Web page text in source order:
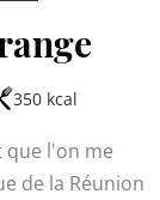
350 kcal
que l'on me
de la Réunion